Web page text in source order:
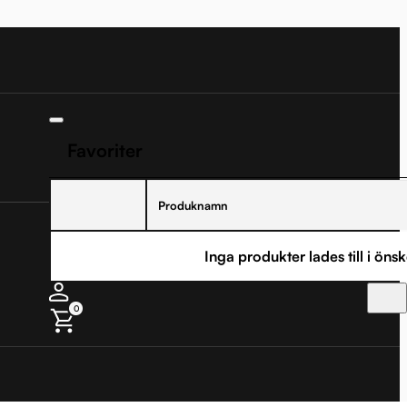
Produknamn
Inga produkter lades till i
0